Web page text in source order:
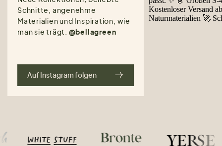
Schnitte, angenehme
Materialien und Inspiration, wie
man sie trägt. @bellagreen
Auf Instagram folgen